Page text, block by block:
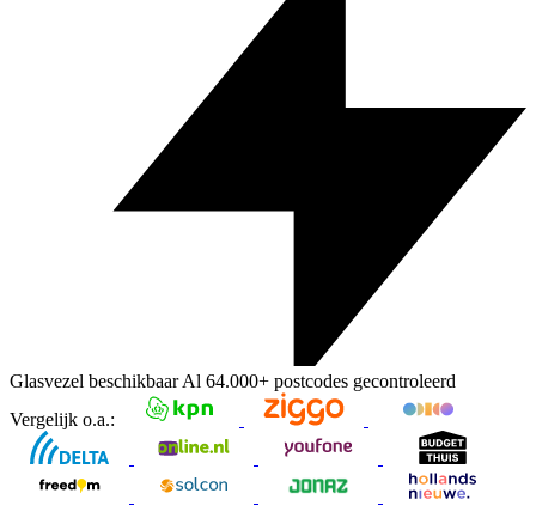
Glasvezel beschikbaarAl 64.000+ postcodes gecontroleerd
Vergelijk o.a.: